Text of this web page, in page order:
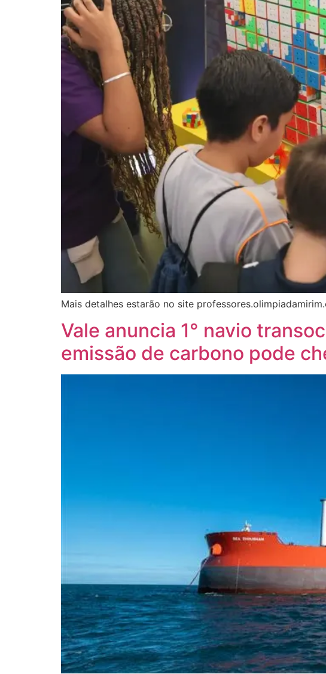
Mais detalhes estarão no site
Vale anuncia 1° navio
emissão de carbono pode